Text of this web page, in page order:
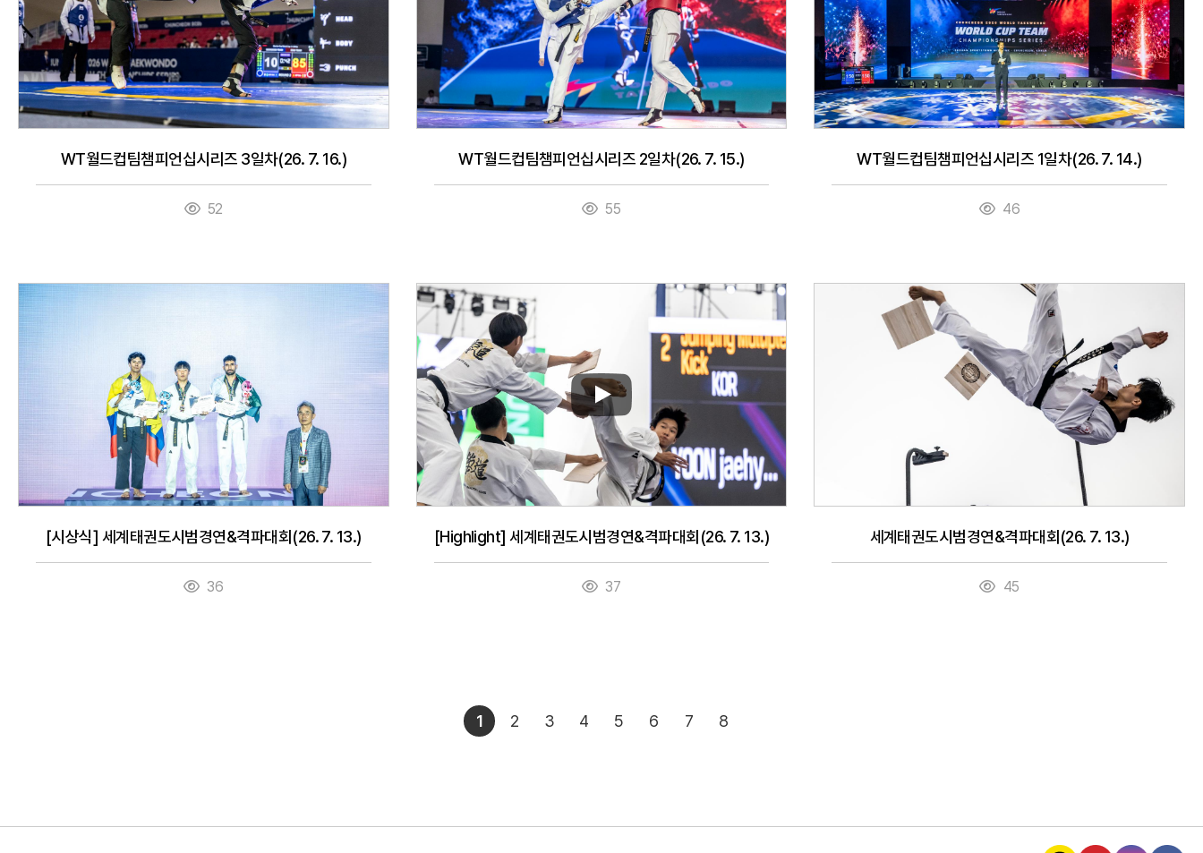
WT월드컵팀챔피언십시리즈 3일차(26. 7. 16.)
52
WT월드컵팀챔피언십시리즈 2일차(26. 7. 15.)
55
WT월드컵팀챔피언십시리즈 1일차(26. 7. 14.)
46
[시상식] 세계태권도시범경연&격파대회(26. 7. 13.)
36
[Highlight] 세계태권도시범경연&격파대회(26. 7. 13.)
37
세계태권도시범경연&격파대회(26. 7. 13.)
45
1 2 3 4 5 6 7 8